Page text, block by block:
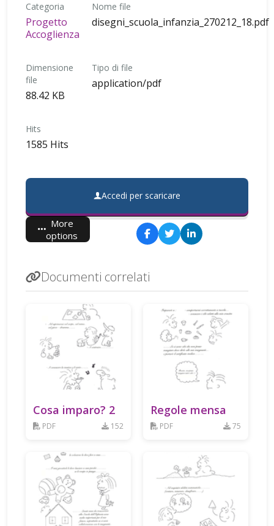
Categoria
Progetto
Accoglienza
Nome file
disegni_scuola_infanzia_270212_18.pdf
Dimensione
file
88.42 KB
Tipo di file
application/pdf
Hits
1585 Hits
Accedi per scaricare
More
options
Documenti correlati
Cosa imparo? 2
PDF 152
Regole mensa
PDF 75